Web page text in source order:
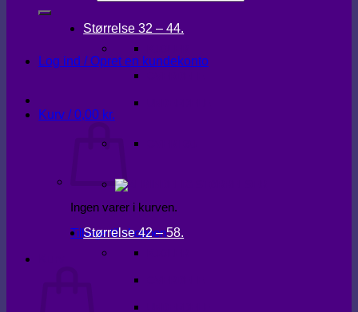
Log ind / Opret en kundekonto
Kurv /0,00 kr.
Ingen varer i kurven.
Tilbage til shoppen
Størrelse 32 – 44.
Størrelse 42 – 58.